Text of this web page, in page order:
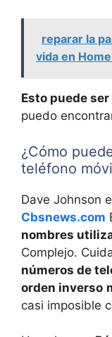
reparar la
vida en
Esto puede
puedo
¿Cómo
teléfono
Dave Johnson
Cbsnews.com
nombres
Complejo.
números de
orden inverso
casi imposible